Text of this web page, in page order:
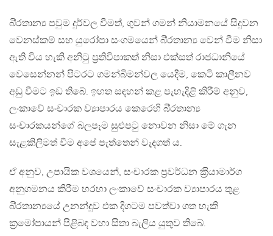
බි‍්‍රතාන්‍ය පවුම දුර්වල වීමත්, ගුවන් ගමන් නියාමනයේ සිදුවන
වෙනස්කම් සහ යුරෝපා සංගමයෙන් බි‍්‍රතාන්‍ය වෙන් වීම නිසා
ඇති විය හැකි අනිටු ප‍්‍රතිවිපාකත් නිසා එක්සත් රාජධානියේ
වෙසෙන්නන් පිටරට ගමන්බිමන්වල යෙදීම, කෙටි කාලීනව
අඩු වීමට ඉඩ තිබේ. ඉහත සඳහන් කළ පැහැදිළි කිරීම් අනුව,
ලංකාවේ සංචාරක ව්‍යාපාරය කෙරෙහි බි‍්‍රතාන්‍ය
සංචාරකයන්ගේ බලපෑම සුළුපටු නොවන නිසා මේ ගැන
සැළකිලිමත් වීම අපේ පැත්තෙන් වැදගත් ය.
ඒ අනුව, උපායික වශයෙන්, සංචාරක ප‍්‍රවර්ධන ක‍්‍රියාමාර්ග
අනුගමනය කිරීම හරහා ලංකාවේ සංචාරක ව්‍යාපාරය තුළ
බි‍්‍රතාන්‍යයේ උනන්දුව එක දිගටම පවත්වා ගත හැකි
ක‍්‍රමෝපායන් පිළිබඳ වහා සිතා බැලිය යුතුව තිබේ.